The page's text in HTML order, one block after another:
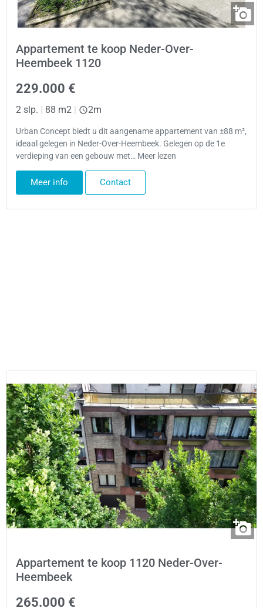
Appartement te koop Neder-Over-
Heembeek 1120
229.000 €
2 slp. | 88 m2 | 2m
Urban Concept biedt u dit aangename appartement van ±88 m²,
ideaal gelegen in Neder-Over-Heembeek. Gelegen op de 1e
verdieping van een gebouw met… Meer lezen
Meer info Contact
Appartement te koop 1120 Neder-Over-
Heembeek
265.000 €